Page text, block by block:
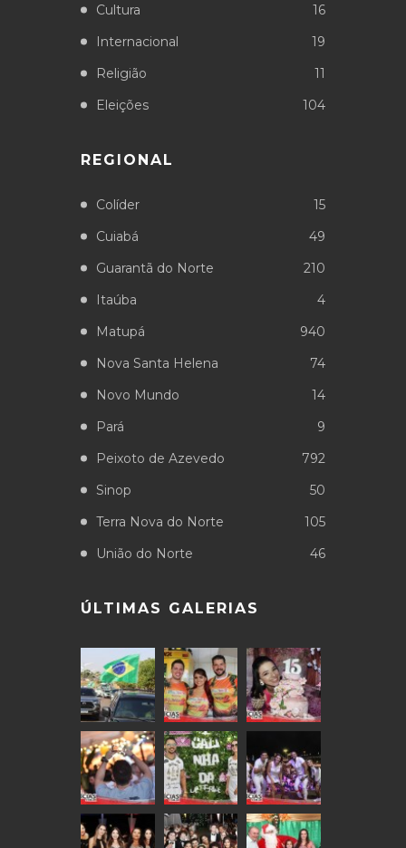
Cultura
16
Internacional
19
Religião
11
Eleições
104
REGIONAL
Colíder
15
Cuiabá
49
Guarantã do Norte
210
Itaúba
4
Matupá
940
Nova Santa Helena
74
Novo Mundo
14
Pará
9
Peixoto de Azevedo
792
Sinop
50
Terra Nova do Norte
105
União do Norte
46
ÚLTIMAS GALERIAS